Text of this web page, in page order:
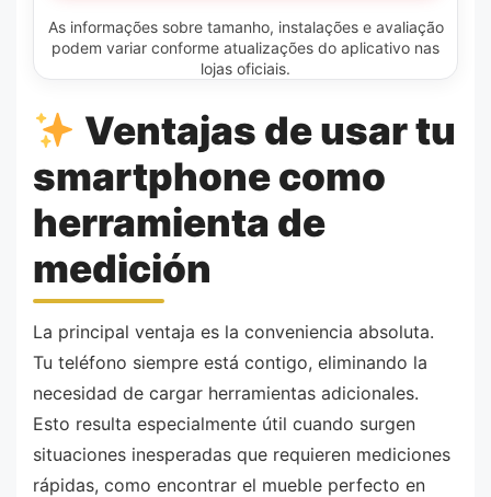
As informações sobre tamanho, instalações e avaliação
podem variar conforme atualizações do aplicativo nas
lojas oficiais.
Ventajas de usar tu
smartphone como
herramienta de
medición
La principal ventaja es la conveniencia absoluta.
Tu teléfono siempre está contigo, eliminando la
necesidad de cargar herramientas adicionales.
Esto resulta especialmente útil cuando surgen
situaciones inesperadas que requieren mediciones
rápidas, como encontrar el mueble perfecto en